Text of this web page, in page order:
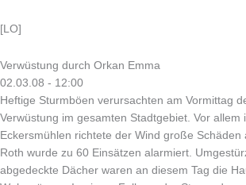
[LO]
Verwüstung durch Orkan Emma
02.03.08 - 12:00
Heftige Sturmböen verursachten am Vormittag
Verwüstung im gesamten Stadtgebiet. Vor allem
Eckersmühlen richtete der Wind große Schäden
Roth wurde zu 60 Einsätzen alarmiert.
abgedeckte Dächer waren an diesem Tag die